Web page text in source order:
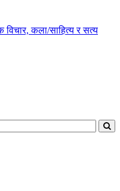
विचार, कला/साहित्य र सत्य